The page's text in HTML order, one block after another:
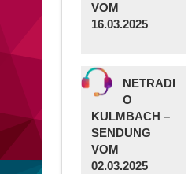
VOM
16.03.2025
NETRADI
O
KULMBACH –
SENDUNG
VOM
02.03.2025